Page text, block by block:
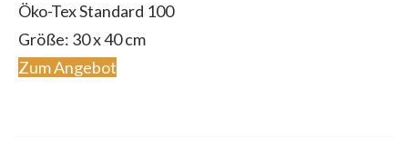
Öko-Tex Standard 100
Größe: 30 x 40 cm
Zum Angebot